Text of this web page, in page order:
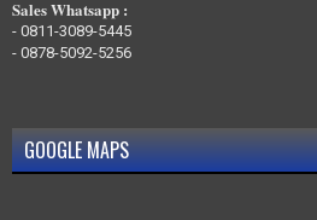
Sales Whatsapp :
- 0811-3089-5445
- 0878-5092-5256
GOOGLE MAPS